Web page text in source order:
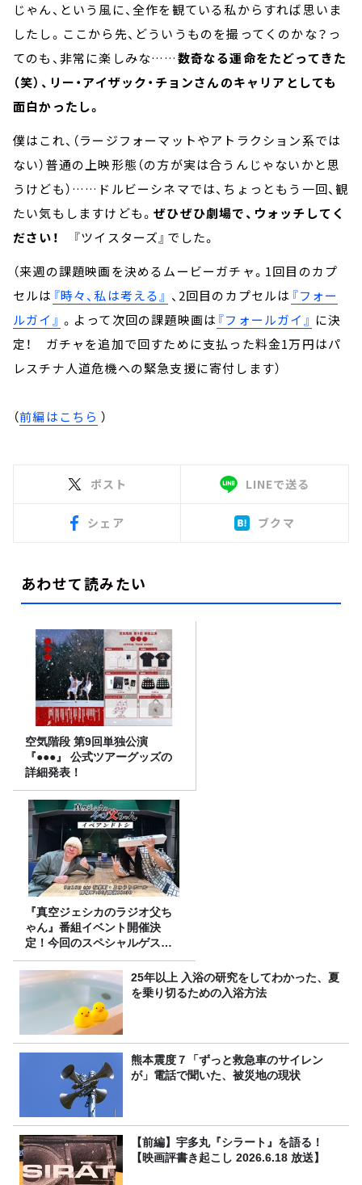
じゃん、という風に、全作を観ている私からすれば思いま
したし。ここから先、どういうものを撮ってくのかな？っ
てのも、非常に楽しみな……数奇なる運命をたどってきた
（笑）、リー・アイザック・チョンさんのキャリアとしても
面白かったし。
僕はこれ、（ラージフォーマットやアトラクション系では
ない）普通の上映形態（の方が実は合うんじゃないかと思
うけども）……ドルビーシネマでは、ちょっともう一回、観
たい気もしますけども。ぜひぜひ劇場で、ウォッチしてく
ださい！
『ツイスターズ』でした。
（来週の課題映画を決めるムービーガチャ。1回目のカプ
セルは 『時々、私は考える』 、2回目のカプセルは 『フォー
ルガイ』 。よって次回の課題映画は 『フォールガイ』 に決
定！ ガチャを追加で回すために支払った料金1万円はパ
レスチナ人道危機への緊急支援に寄付します）
（前編はこちら ）
ポスト LINEで送る
シェア ブクマ
あわせて読みたい
空気階段 第9回単独公演
『●●●』 公式ツアーグッズの
詳細発表！
『真空ジェシカのラジオ父ち
ゃん』番組イベント開催決
定！今回のスペシャルゲスト
は、タカアンドトシ！
25年以上 入浴の研究をしてわかった、夏
を乗り切るための入浴方法
熊本震度７「ずっと救急車のサイレン
が」電話で聞いた、被災地の現状
【前編】宇多丸『シラート』を語る！
【映画評書き起こし 2026.6.18 放送】